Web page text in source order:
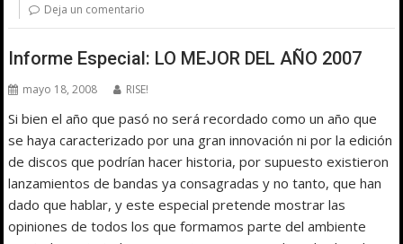
Deja un comentario
Informe Especial: LO MEJOR DEL AÑO 2007
mayo 18, 2008 RISE!
Si bien el año que pasó no será recordado como un año que
se haya caracterizado por una gran innovación ni por la edición
de discos que podrían hacer historia, por supuesto existieron
lanzamientos de bandas ya consagradas y no tanto, que han
dado que hablar, y este especial pretende mostrar las
opiniones de todos los que formamos parte del ambiente